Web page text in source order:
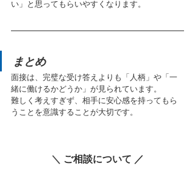
い」と思ってもらいやすくなります。
まとめ
面接は、完璧な受け答えよりも「人柄」や「一
緒に働けるかどうか」が見られています。
難しく考えすぎず、相手に安心感を持ってもら
うことを意識することが大切です。
＼ ご相談について ／